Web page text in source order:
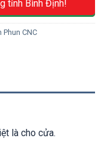
tỉnh Bình Định!
Phun CNC
là cho cửa.